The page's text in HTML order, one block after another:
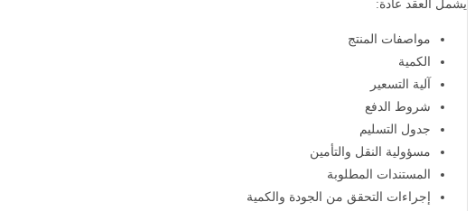
يشمل العقد عادة:
مواصفات المنتج
الكمية
آلية التسعير
شروط الدفع
جدول التسليم
مسؤولية النقل والتأمين
المستندات المطلوبة
إجراءات التحقق من الجودة والكمية